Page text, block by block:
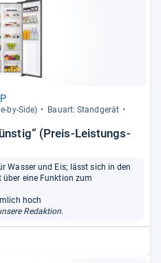
​by-​Side)
Bau­art: Stand­ge­rät
(Preis-Leistungs-
Wasser und Eis; lässt sich in den
eine Funktion zum
hoch
Redaktion.